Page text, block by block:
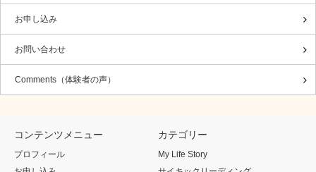
お申し込み
お問い合わせ
Comments（体験者の声）
コンテンツメニュー
プロフィール
カテゴリー
My Life Story